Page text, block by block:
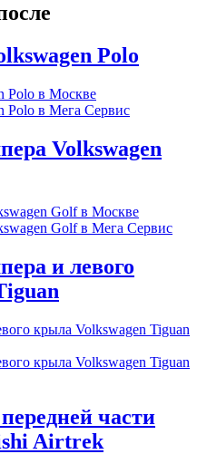
Polo
Volkswagen
и левого
части
Airtrek